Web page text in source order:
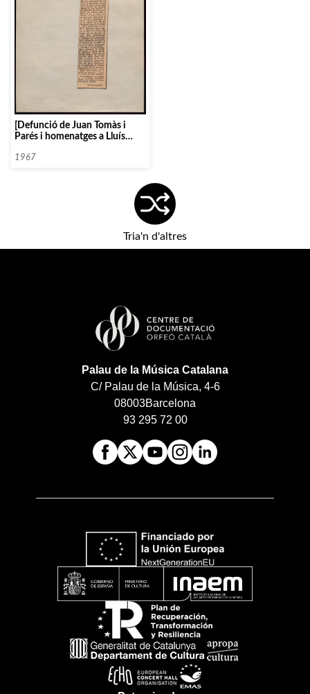
[Defunció de Juan Tomàs i
Parés i homenatges a Lluís
1967
Tria'n d'altres
Palau de la Música Catalana
C/ Palau de la Música, 4-6
08003Barcelona
93 295 72 00